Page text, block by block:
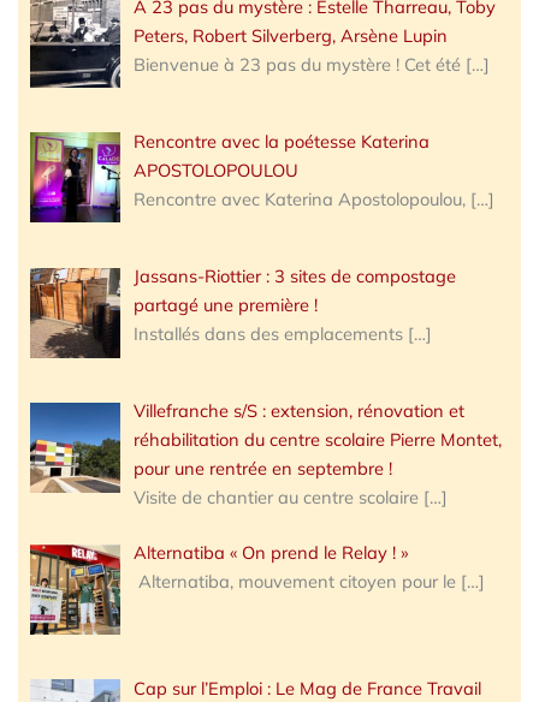
A 23 pas du mystère : Estelle Tharreau, Toby
Peters, Robert Silverberg, Arsène Lupin
Bienvenue à 23 pas du mystère ! Cet été […]
Rencontre avec la poétesse Katerina
APOSTOLOPOULOU
Rencontre avec Katerina Apostolopoulou, […]
Jassans-Riottier : 3 sites de compostage
partagé une première !
Installés dans des emplacements […]
Villefranche s/S : extension, rénovation et
réhabilitation du centre scolaire Pierre Montet,
pour une rentrée en septembre !
Visite de chantier au centre scolaire […]
Alternatiba « On prend le Relay ! »
Alternatiba, mouvement citoyen pour le […]
Cap sur l’Emploi : Le Mag de France Travail